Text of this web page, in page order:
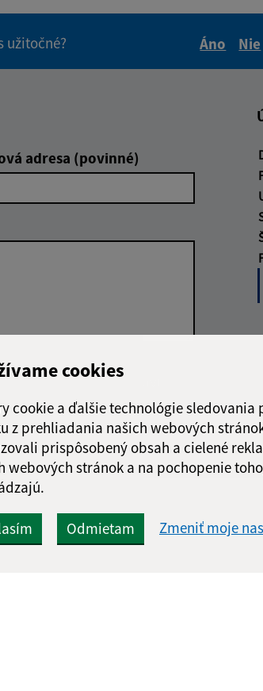
cookies
cookie a ďalšie technológie sledovania
z prehliadania našich webových
prispôsobený obsah a cielené
webových stránok a na pochopenie
Odmietam Zmeniť moje
užitočné?
Áno
Nie
adresa (povinné)
Google reCaptcha Response
Odoslať správu